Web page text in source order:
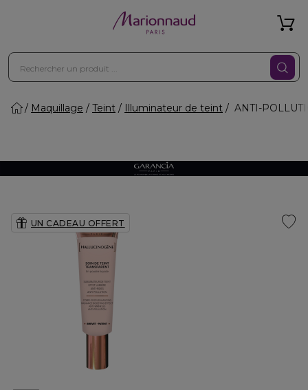
Maquillage Teint Illuminateur de teint ANTI-
UN CADEAU OFFERT